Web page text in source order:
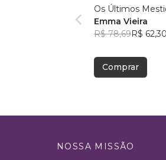
Os Últimos
Emma Vieira
R$ 78,69R$ 62,30
Comprar
NOSSA MISSÃO